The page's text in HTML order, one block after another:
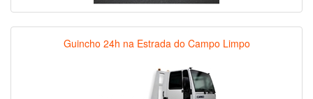
Guincho 24h na Estrada do Campo Limpo